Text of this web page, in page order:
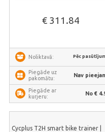
€ 311.84
Noliktavā: Pēc
Piegāde uz
pakomātu:
Nav
Piegāde ar
kurjeru:
No €
Cycplus T2H smart bike trainer |